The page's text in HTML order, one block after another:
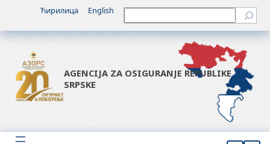
sadržaj
Ћирилица English Претрага
AGENCIJA ZA OSIGURANJE REPUBLIKE
SRPSKE